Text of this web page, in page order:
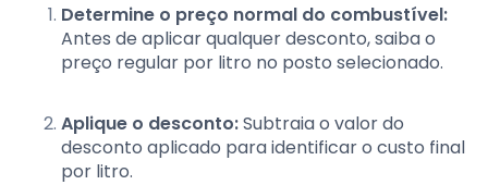
Determine o preço normal do combustível:
Antes de aplicar qualquer desconto, saiba o
preço regular por litro no posto selecionado.
Aplique o desconto:Subtraia o valor do
desconto aplicado para identificar o custo final
por litro.